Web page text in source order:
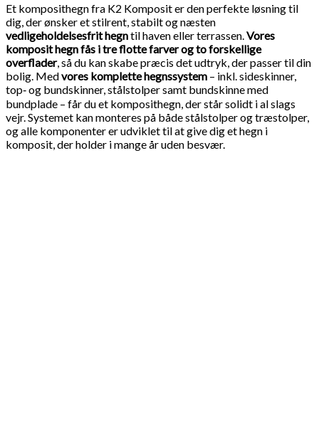
Et komposithegn fra K2 Komposit er den perfekte løsning til
dig, der ønsker et stilrent, stabilt og næsten
vedligeholdelsesfrit hegntil haven eller terrassen.Vores
komposit hegn fås i tre flotte farver og to forskellige
overflader, så du kan skabe præcis det udtryk, der passer til din
bolig. Medvores komplette hegnssystem – inkl. sideskinner,
top‑ og bundskinner, stålstolper samt bundskinne med
bundplade – får du et komposithegn, der står solidt i al slags
vejr. Systemet kan monteres på både stålstolper og træstolper,
og alle komponenter er udviklet til at give dig et hegn i
komposit, der holder i mange år uden besvær.